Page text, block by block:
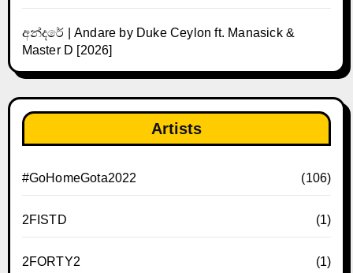
අන්දරේ | Andare by Duke Ceylon ft. Manasick &
Master D [2026]
Artists
#GoHomeGota2022 (106)
2FISTD (1)
2FORTY2 (1)